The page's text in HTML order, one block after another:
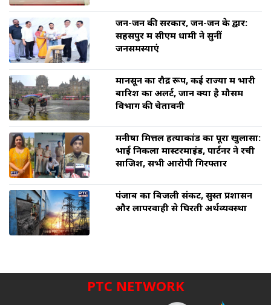
जन-जन की सरकार, जन-जन के द्वार:
सहसपुर में सीएम धामी ने सुनीं
जनसमस्याएं
मानसून का रौद्र रूप, कई राज्यों में भारी
बारिश का अलर्ट, जानें क्या है मौसम
विभाग की चेतावनी
मनीषा मित्तल हत्याकांड का पूरा खुलासा:
भाई निकला मास्टरमाइंड, पार्टनर ने रची
साजिश, सभी आरोपी गिरफ्तार
पंजाब का बिजली संकट, सुस्त प्रशासन
और लापरवाही से घिरती अर्थव्यवस्था
PTC NETWORK